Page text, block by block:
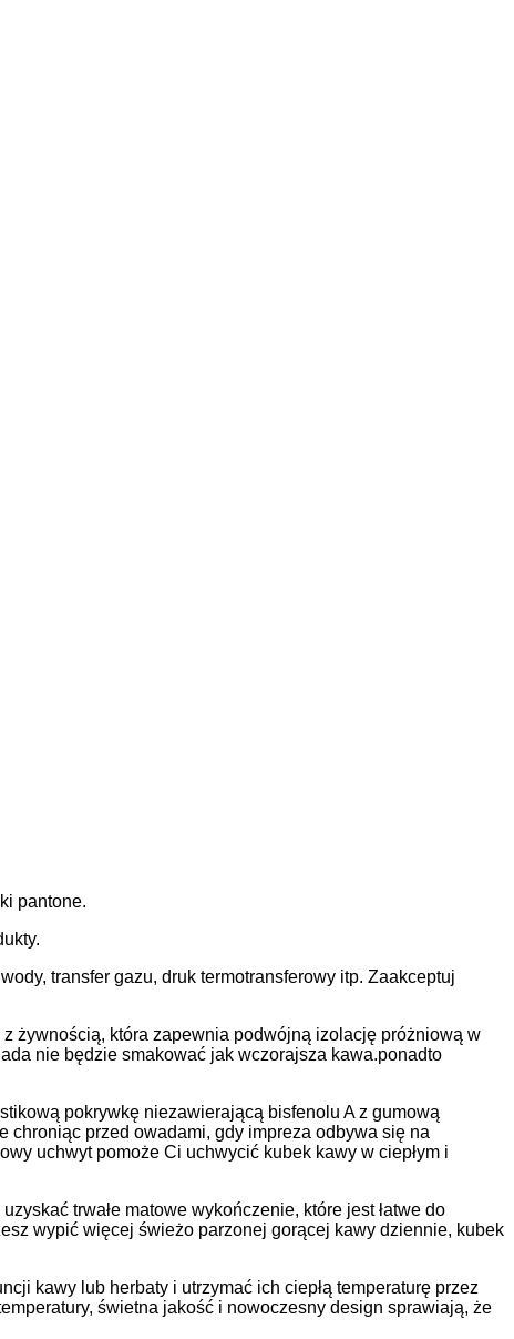
pantone.
transfer gazu, druk termotransferowy itp. Zaakceptuj
żywnością, która zapewnia podwójną izolację próżniową w
nie będzie smakować jak wczorajsza kawa.ponadto
pokrywkę niezawierającą bisfenolu A z gumową
przed owadami, gdy impreza odbywa się na
uchwyt pomoże Ci uchwycić kubek kawy w ciepłym i
trwałe matowe wykończenie, które jest łatwe do
wypić więcej świeżo parzonej gorącej kawy dziennie, kubek
kawy lub herbaty i utrzymać ich ciepłą temperaturę przez
świetna jakość i nowoczesny design sprawiają, że